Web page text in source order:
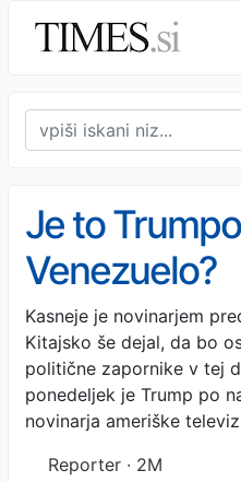
Je to
Venezuelo?
Kasneje je novinarjem
Kitajsko še dejal, da bo
politične zapornike v tej
ponedeljek je Trump po
novinarja ameriške
Reporter · 2M